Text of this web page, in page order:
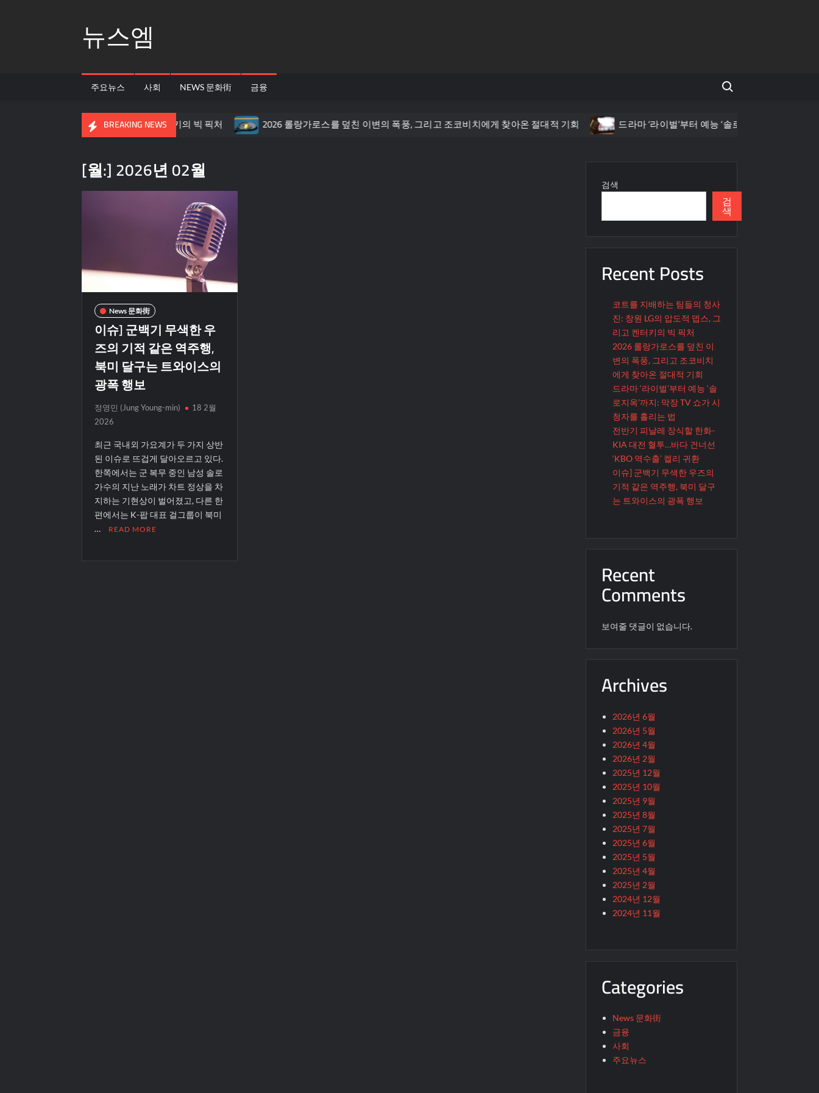
뉴스엠
주요뉴스 사회 NEWS 문화街 금융
Search for:
BREAKING NEWS
창원 LG의 압도적 뎁스, 그리고 켄터키의 빅 픽처 2026 롤랑가로스를 덮친 이변의 폭풍, 그리고 조코비치에게 찾아온 절대적 기회 드라마 ‘라이벌’부터 예능 ‘솔로지옥’까지: 막장 TV 쇼
[월:]2026년 02월
News 문화街
이슈] 군백기 무색한 우
즈의 기적 같은 역주행,
북미 달구는 트와이스의
광폭 행보
정영민 (Jung Young-min)
18 2월
2026
최근 국내외 가요계가 두 가지 상반
된 이슈로 뜨겁게 달아오르고 있다.
한쪽에서는 군 복무 중인 남성 솔로
가수의 지난 노래가 차트 정상을 차
지하는 기현상이 벌어졌고, 다른 한
편에서는 K-팝 대표 걸그룹이 북미
…
READ MORE
검색
검
색
Recent Posts
코트를 지배하는 팀들의 청사
진: 창원 LG의 압도적 뎁스, 그
리고 켄터키의 빅 픽처
2026 롤랑가로스를 덮친 이
변의 폭풍, 그리고 조코비치
에게 찾아온 절대적 기회
드라마 ‘라이벌’부터 예능 ‘솔
로지옥’까지: 막장 TV 쇼가 시
청자를 홀리는 법
전반기 피날레 장식할 한화-
KIA 대전 혈투…바다 건너선
‘KBO 역수출’ 켈리 귀환
이슈] 군백기 무색한 우즈의
기적 같은 역주행, 북미 달구
는 트와이스의 광폭 행보
Recent
Comments
보여줄 댓글이 없습니다.
Archives
2026년 6월
2026년 5월
2026년 4월
2026년 2월
2025년 12월
2025년 10월
2025년 9월
2025년 8월
2025년 7월
2025년 6월
2025년 5월
2025년 4월
2025년 2월
2024년 12월
2024년 11월
Categories
News 문화街
금융
사회
주요뉴스